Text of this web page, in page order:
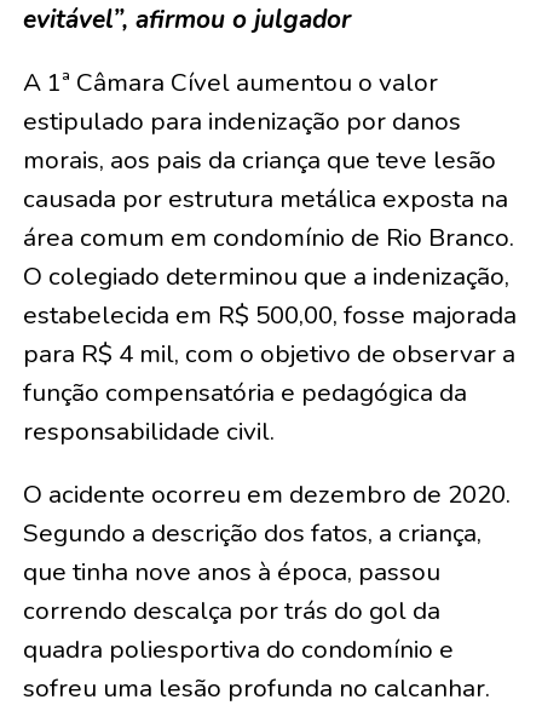
evitável”, afirmou o julgador
A 1ª Câmara Cível aumentou o valor
estipulado para indenização por danos
morais, aos pais da criança que teve lesão
causada por estrutura metálica exposta na
área comum em condomínio de Rio Branco.
O colegiado determinou que a indenização,
estabelecida em R$ 500,00, fosse majorada
para R$ 4 mil, com o objetivo de observar a
função compensatória e pedagógica da
responsabilidade civil.
O acidente ocorreu em dezembro de 2020.
Segundo a descrição dos fatos, a criança,
que tinha nove anos à época, passou
correndo descalça por trás do gol da
quadra poliesportiva do condomínio e
sofreu uma lesão profunda no calcanhar.